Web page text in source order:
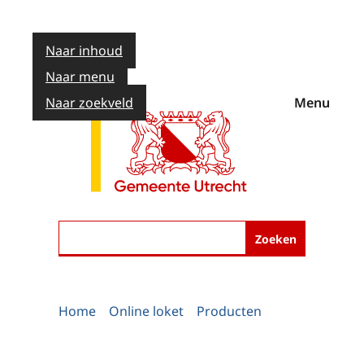
Naar inhoud
Naar menu
Naar zoekveld
Zoeken
Menu
Home Online loket Producten